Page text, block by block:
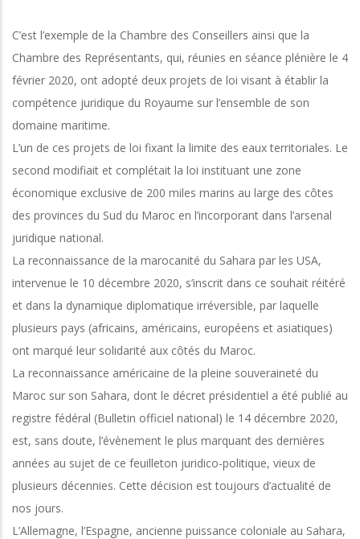
C’est l’exemple de la Chambre des Conseillers ainsi que la
Chambre des Représentants, qui, réunies en séance plénière le 4
février 2020, ont adopté deux projets de loi visant à établir la
compétence juridique du Royaume sur l’ensemble de son
domaine maritime.
L’un de ces projets de loi fixant la limite des eaux territoriales. Le
second modifiait et complétait la loi instituant une zone
économique exclusive de 200 miles marins au large des côtes
des provinces du Sud du Maroc en l’incorporant dans l’arsenal
juridique national.
La reconnaissance de la marocanité du Sahara par les USA,
intervenue le 10 décembre 2020, s’inscrit dans ce souhait réitéré
et dans la dynamique diplomatique irréversible, par laquelle
plusieurs pays (africains, américains, européens et asiatiques)
ont marqué leur solidarité aux côtés du Maroc.
La reconnaissance américaine de la pleine souveraineté du
Maroc sur son Sahara, dont le décret présidentiel a été publié au
registre fédéral (Bulletin officiel national) le 14 décembre 2020,
est, sans doute, l’évènement le plus marquant des dernières
années au sujet de ce feuilleton juridico-politique, vieux de
plusieurs décennies. Cette décision est toujours d’actualité de
nos jours.
L’Allemagne, l’Espagne, ancienne puissance coloniale au Sahara,